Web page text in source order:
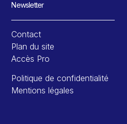
Newsletter
Contact
Plan du site
Accès Pro
Politique de confidentialité
Mentions légales